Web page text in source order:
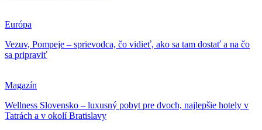
Európa
Vezuv, Pompeje – sprievodca, čo vidieť, ako sa tam dostať a na čo
sa pripraviť
Magazín
Wellness Slovensko – luxusný pobyt pre dvoch, najlepšie hotely v
Tatrách a v okolí Bratislavy